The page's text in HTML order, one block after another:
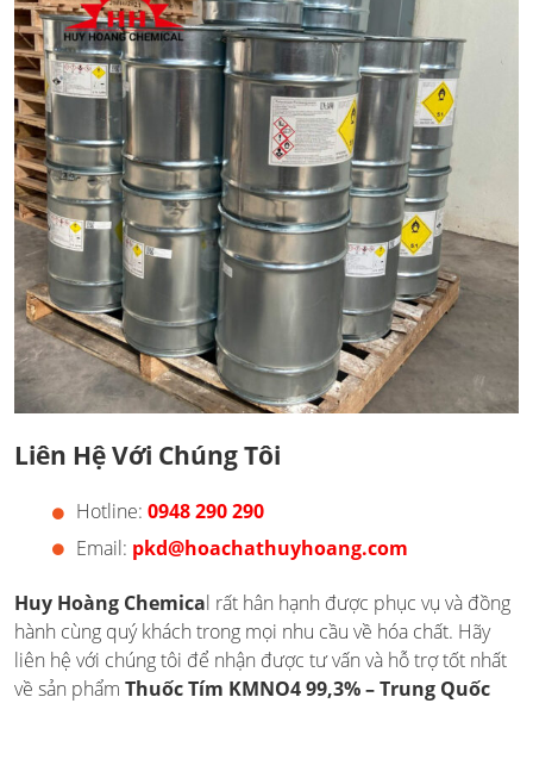
Liên Hệ Với Chúng Tôi
Hotline: 0948 290 290
Email: pkd@hoachathuyhoang.com
Huy Hoàng Chemical rất hân hạnh được phục vụ và đồng
hành cùng quý khách trong mọi nhu cầu về hóa chất. Hãy
liên hệ với chúng tôi để nhận được tư vấn và hỗ trợ tốt nhất
về sản phẩm Thuốc Tím KMNO4 99,3% – Trung Quốc